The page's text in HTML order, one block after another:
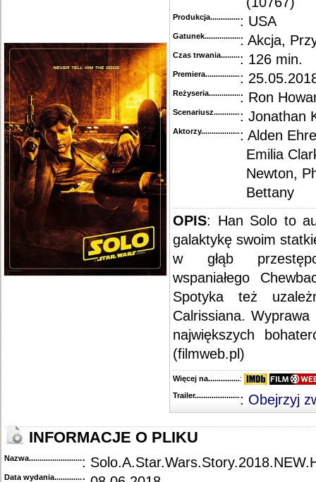
Produkcja.........................................
: USA
Gatunek...........................................
: Akcja,
Czas trwania......................................
: 126 min.
Premiera..........................................
:
Reżyseria........................................
: Ron
Scenariusz........................................
: Jonathan
Aktorzy...........................................
: Alden
Emilia
Newton,
Bettany
OPIS: Han Solo to
galaktykę swoim
w głąb
wspaniałego
Spotyka też
Calrissiana.
największych
(filmweb.pl)
Więcej na........................................
:
Trailer...........................................
: Obejrzyj
INFORMACJE O PLIKU
Nazwa.............................................
:
Data wydania......................................